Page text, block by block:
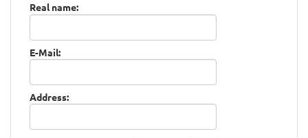
Real name:
E-Mail:
Address: